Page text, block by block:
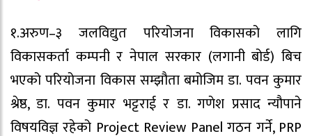
१.अरुण–३ जलविद्युत परियोजना विकासको लागि
विकासकर्ता कम्पनी र नेपाल सरकार (लगानी बोर्ड) बिच
भएको परियोजना विकास सम्झौता बमोजिम डा. पवन कुमार
श्रेष्ठ, डा. पवन कुमार भट्टराई र डा. गणेश प्रसाद न्यौपाने
विषयविज्ञ रहेको Project Review Panel गठन गर्ने, PRP